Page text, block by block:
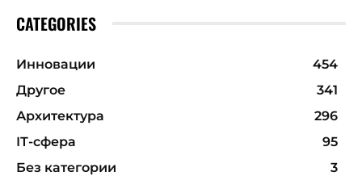
CATEGORIES
Инновации
454
Другое
341
Архитектура
296
ІТ-сфера
95
Без категории
3